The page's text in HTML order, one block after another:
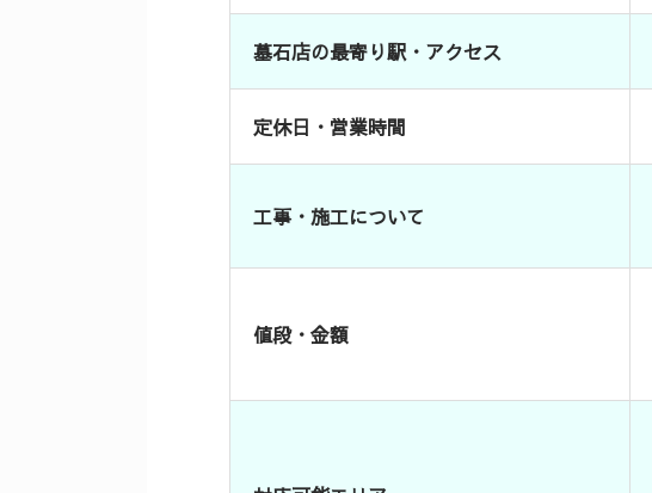
墓石店の最寄り駅・アクセス
定休日・営業時間
工事・施工について
値段・金額